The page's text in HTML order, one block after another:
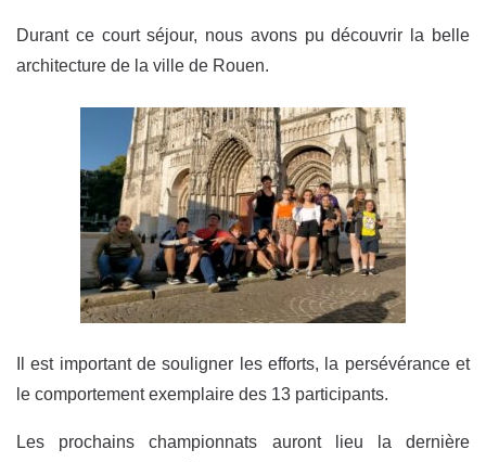
Durant ce court séjour, nous avons pu découvrir la belle
architecture de la ville de Rouen.
Il est important de souligner les efforts, la persévérance et
le comportement exemplaire des 13 participants.
Les prochains championnats auront lieu la dernière